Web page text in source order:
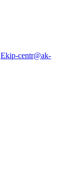
Ekip-centr@ak-